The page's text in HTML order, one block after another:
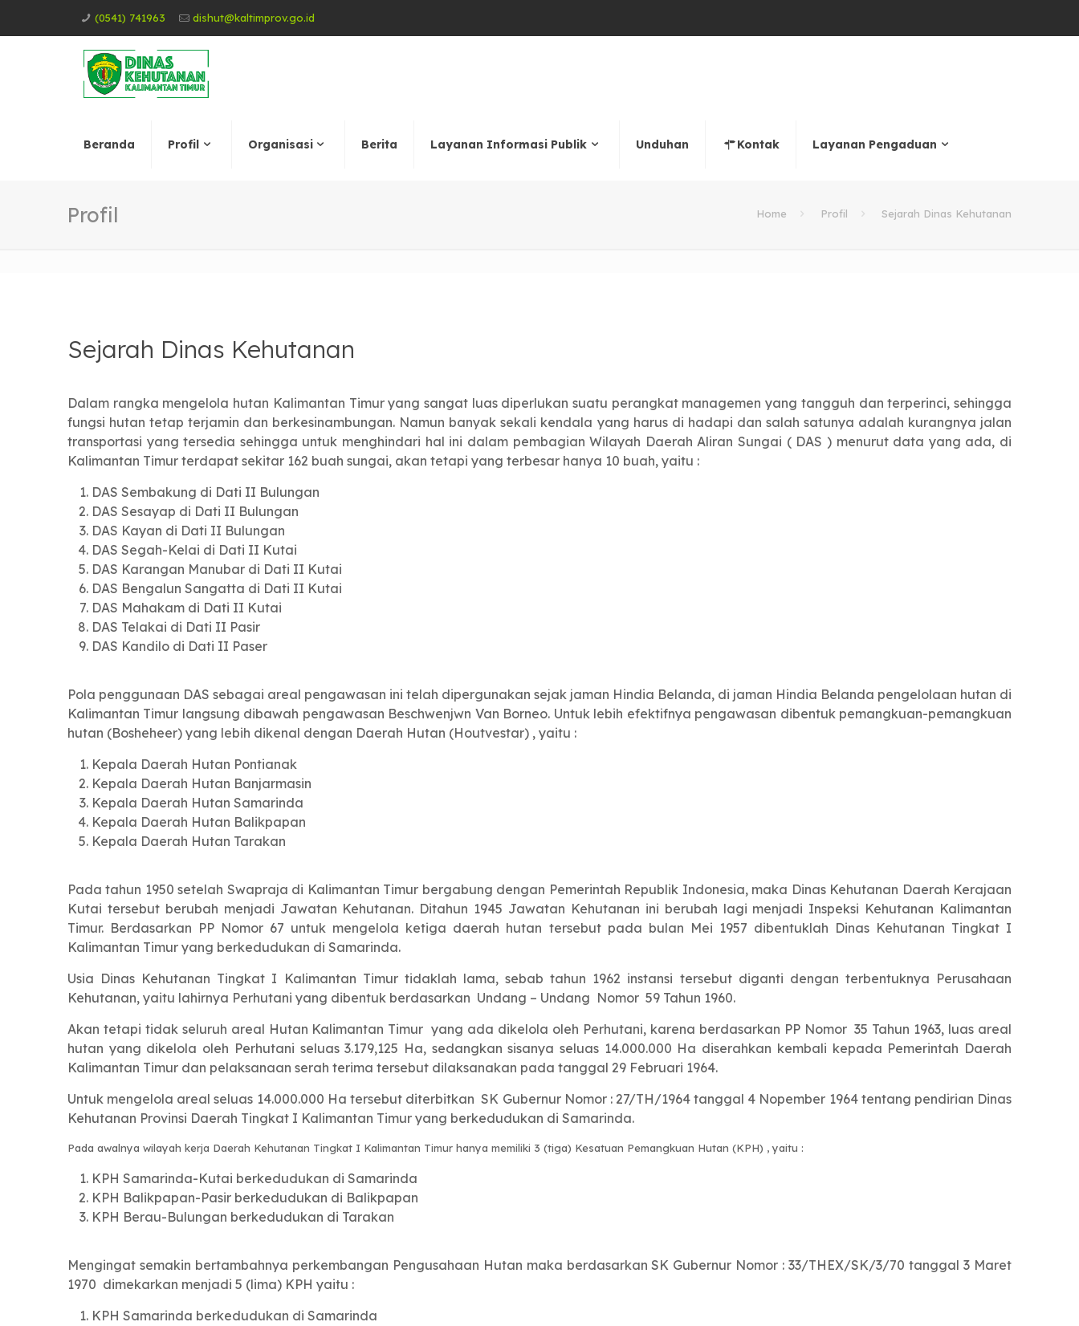
(0541) 741963 dishut@kaltimprov.go.id
Beranda Profil Organisasi Berita Layanan Informasi Publik Unduhan Kontak Layanan Pengaduan
Profil Home Profil Sejarah Dinas Kehutanan
Sejarah Dinas Kehutanan
Dalam rangka mengelola hutan Kalimantan Timur yang sangat luas diperlukan suatu perangkat managemen yang tangguh dan terperinci, sehingga
fungsi hutan tetap terjamin dan berkesinambungan. Namun banyak sekali kendala yang harus di hadapi dan salah satunya adalah kurangnya jalan
transportasi yang tersedia sehingga untuk menghindari hal ini dalam pembagian Wilayah Daerah Aliran Sungai ( DAS ) menurut data yang ada, di
Kalimantan Timur terdapat sekitar 162 buah sungai, akan tetapi yang terbesar hanya 10 buah, yaitu :
DAS Sembakung di Dati II Bulungan
DAS Sesayap di Dati II Bulungan
DAS Kayan di Dati II Bulungan
DAS Segah-Kelai di Dati II Kutai
DAS Karangan Manubar di Dati II Kutai
DAS Bengalun Sangatta di Dati II Kutai
DAS Mahakam di Dati II Kutai
DAS Telakai di Dati II Pasir
DAS Kandilo di Dati II Paser
Pola penggunaan DAS sebagai areal pengawasan ini telah dipergunakan sejak jaman Hindia Belanda, di jaman Hindia Belanda pengelolaan hutan di
Kalimantan Timur langsung dibawah pengawasan Beschwenjwn Van Borneo. Untuk lebih efektifnya pengawasan dibentuk pemangkuan-pemangkuan
hutan (Bosheheer) yang lebih dikenal dengan Daerah Hutan (Houtvestar) , yaitu :
Kepala Daerah Hutan Pontianak
Kepala Daerah Hutan Banjarmasin
Kepala Daerah Hutan Samarinda
Kepala Daerah Hutan Balikpapan
Kepala Daerah Hutan Tarakan
Pada tahun 1950 setelah Swapraja di Kalimantan Timur bergabung dengan Pemerintah Republik Indonesia, maka Dinas Kehutanan Daerah Kerajaan
Kutai tersebut berubah menjadi Jawatan Kehutanan. Ditahun 1945 Jawatan Kehutanan ini berubah lagi menjadi Inspeksi Kehutanan Kalimantan
Timur. Berdasarkan PP Nomor 67 untuk mengelola ketiga daerah hutan tersebut pada bulan Mei 1957 dibentuklah Dinas Kehutanan Tingkat I
Kalimantan Timur yang berkedudukan di Samarinda.
Usia Dinas Kehutanan Tingkat I Kalimantan Timur tidaklah lama, sebab tahun 1962 instansi tersebut diganti dengan terbentuknya Perusahaan
Kehutanan, yaitu lahirnya Perhutani yang dibentuk berdasarkan Undang – Undang Nomor 59 Tahun 1960.
Akan tetapi tidak seluruh areal Hutan Kalimantan Timur yang ada dikelola oleh Perhutani, karena berdasarkan PP Nomor 35 Tahun 1963, luas areal
hutan yang dikelola oleh Perhutani seluas 3.179,125 Ha, sedangkan sisanya seluas 14.000.000 Ha diserahkan kembali kepada Pemerintah Daerah
Kalimantan Timur dan pelaksanaan serah terima tersebut dilaksanakan pada tanggal 29 Februari 1964.
Untuk mengelola areal seluas 14.000.000 Ha tersebut diterbitkan SK Gubernur Nomor : 27/TH/1964 tanggal 4 Nopember 1964 tentang pendirian Dinas
Kehutanan Provinsi Daerah Tingkat I Kalimantan Timur yang berkedudukan di Samarinda.
Pada awalnya wilayah kerja Daerah Kehutanan Tingkat I Kalimantan Timur hanya memiliki 3 (tiga) Kesatuan Pemangkuan Hutan (KPH) , yaitu :
KPH Samarinda-Kutai berkedudukan di Samarinda
KPH Balikpapan-Pasir berkedudukan di Balikpapan
KPH Berau-Bulungan berkedudukan di Tarakan
Mengingat semakin bertambahnya perkembangan Pengusahaan Hutan maka berdasarkan SK Gubernur Nomor : 33/THEX/SK/3/70 tanggal 3 Maret
1970 dimekarkan menjadi 5 (lima) KPH yaitu :
KPH Samarinda berkedudukan di Samarinda